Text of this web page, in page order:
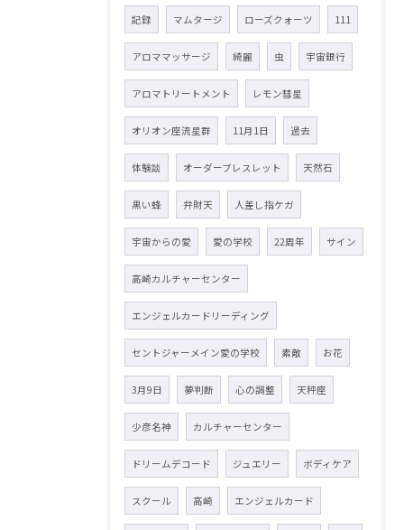
記録 マムタージ ローズクォーツ 111
アロママッサージ 綺麗 虫 宇宙銀行
アロマトリートメント レモン彗星
オリオン座流星群 11月1日 過去
体験談 オーダーブレスレット 天然石
黒い蜂 弁財天 人差し指ケガ
宇宙からの愛 愛の学校 22周年 サイン
高崎カルチャーセンター
エンジェルカードリーディング
セントジャーメイン愛の学校 素敵 お花
3月9日 夢判断 心の調整 天秤座
少彦名神 カルチャーセンター
ドリームデコード ジュエリー ボディケア
スクール 高崎 エンジェルカード